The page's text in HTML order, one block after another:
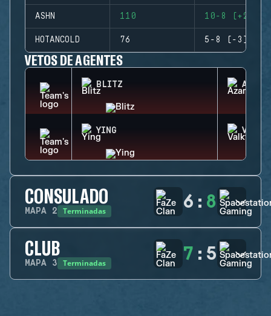
ASHN 110 10-8 (+2)
HOTANCOLD 76 5-8 (-3)
VETOS DE AGENTES
BLITZ AZAMI
YING
CONSULADO
MAPA 2 Terminadas 6 : 8
CLUB
MAPA 3 Terminadas 7 : 5